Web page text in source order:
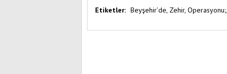
Etiketler: Beyşehir’de, Zehir, Operasyonu:,